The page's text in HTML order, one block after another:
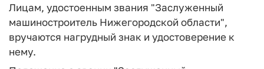
Лицам, удостоенным звания "Заслуженный
машиностроитель Нижегородской области",
вручаются нагрудный знак и удостоверение к
нему.